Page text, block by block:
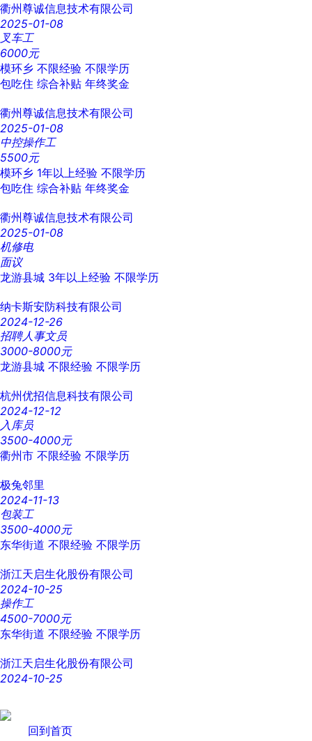
衢州尊诚信息技术有限公司
2025-01-08
叉车工
6000元
模环乡 不限经验 不限学历
包吃住 综合补贴 年终奖金
衢州尊诚信息技术有限公司
2025-01-08
中控操作工
5500元
模环乡 1年以上经验 不限学历
包吃住 综合补贴 年终奖金
衢州尊诚信息技术有限公司
2025-01-08
机修电
面议
龙游县城 3年以上经验 不限学历
纳卡斯安防科技有限公司
2024-12-26
招聘人事文员
3000-8000元
龙游县城 不限经验 不限学历
杭州优招信息科技有限公司
2024-12-12
入库员
3500-4000元
衢州市 不限经验 不限学历
极兔邻里
2024-11-13
包装工
3500-4000元
东华街道 不限经验 不限学历
浙江天启生化股份有限公司
2024-10-25
操作工
4500-7000元
东华街道 不限经验 不限学历
浙江天启生化股份有限公司
2024-10-25
回到首页